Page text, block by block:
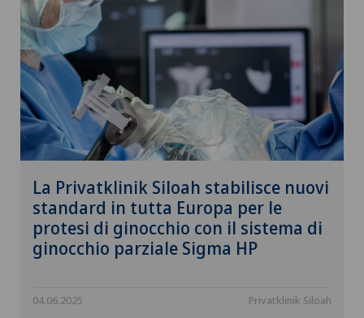
La Privatklinik Siloah stabilisce nuovi
standard in tutta Europa per le
protesi di ginocchio con il sistema di
ginocchio parziale Sigma HP
04.06.2025 Privatklinik Siloah